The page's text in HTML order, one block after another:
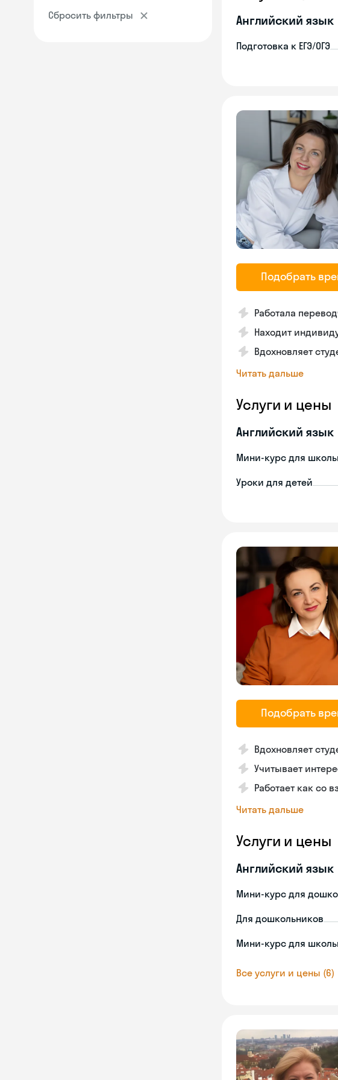
Сбросить фильтры Английский язык
Подготовка к ЕГЭ/ОГЭ
Подобрать
Работала
Находит
Вдохновляет
Читать дальше
Услуги и цены
Английский язык
Мини-курс для
Уроки для детей
Подобрать
Вдохновляет
Учитывает
Работает как со
Читать дальше
Услуги и цены
Английский язык
Мини-курс для
Для дошкольников
Мини-курс для
Все услуги и цены (6)